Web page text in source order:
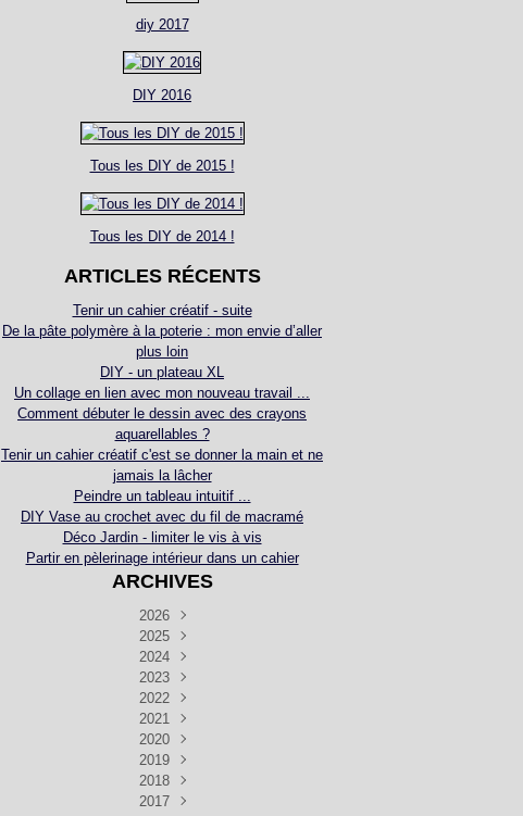
diy 2017
DIY 2016
Tous les DIY de 2015 !
Tous les DIY de 2014 !
ARTICLES RÉCENTS
Tenir un cahier créatif - suite
De la pâte polymère à la poterie : mon envie d’aller
plus loin
DIY - un plateau XL
Un collage en lien avec mon nouveau travail ...
Comment débuter le dessin avec des crayons
aquarellables ?
Tenir un cahier créatif c'est se donner la main et ne
jamais la lâcher
Peindre un tableau intuitif ...
DIY Vase au crochet avec du fil de macramé
Déco Jardin - limiter le vis à vis
Partir en pèlerinage intérieur dans un cahier
ARCHIVES
2026
Juillet(5)
Juin
(4)
Mai
(3)
Avril
(3)
Mars
(3)
Janvier(1)
2025
Décembre
Novembre
Octobre
Septembre
Août
(1)
Juillet(2)
Juin
(1)
Mai
(1)
2024
Décembre
Novembre
Octobre
Septembre
Août
(2)
Juillet(4)
Juin
(4)
2023
Décembre
Novembre
Octobre
Septembre
Août
(2)
Juillet(1)
2022
Décembre
Novembre
Octobre
Septembre
Août
(4)
2021
Décembre
Novembre
Septembre
Août
(2)
2020
Décembre
Novembre
Octobre
2019
Décembre
Novembre
2018
Décembre
2017